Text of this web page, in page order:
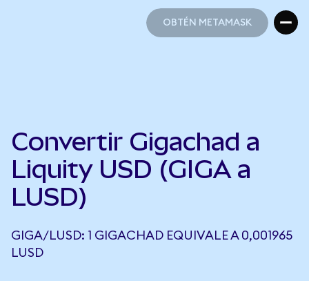
OBTÉN METAMASK
Convertir Gigachad a
Liquity USD (GIGA a
LUSD)
GIGA/LUSD: 1 GIGACHAD EQUIVALE A 0,001965
LUSD